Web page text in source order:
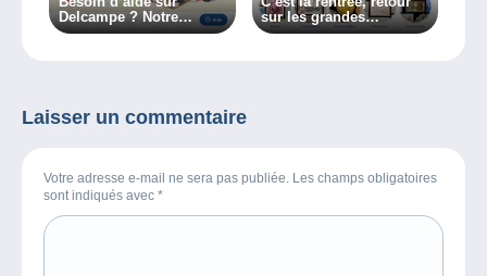
Delcampe ? Notre
Service Clientèle
sur les grandes
nouveautés de votre site
Laisser un commentaire
Votre adresse e-mail ne sera pas publiée. Les champs obligatoires
sont indiqués avec *